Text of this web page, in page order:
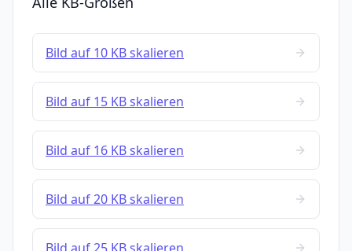
Bild auf 10 KB skalieren
Bild auf 15 KB skalieren
Bild auf 16 KB skalieren
Bild auf 20 KB skalieren